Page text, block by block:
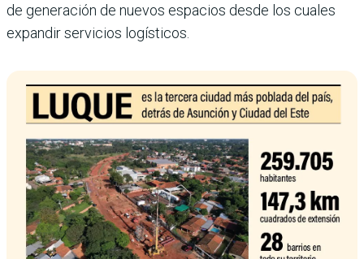
de generación de nuevos espacios desde los cuales
expandir servicios logísticos.